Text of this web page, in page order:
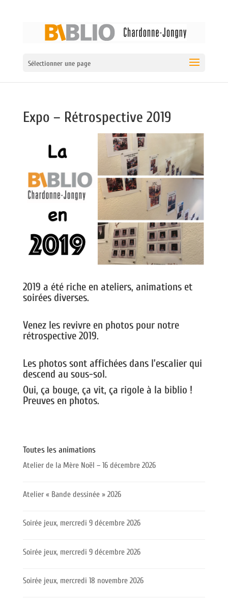
Sélectionner une page
Expo – Rétrospective 2019
2019 a été riche en ateliers, animations et
soirées diverses.
Venez les revivre en photos pour notre
rétrospective 2019.
Les photos sont affichées dans l’escalier qui
descend au sous-sol.
Oui, ça bouge, ça vit, ça rigole à la biblio !
Preuves en photos.
Toutes les animations
Atelier de la Mère Noël – 16 décembre 2026
Atelier « Bande dessinée » 2026
Soirée jeux, mercredi 9 décembre 2026
Soirée jeux, mercredi 9 décembre 2026
Soirée jeux, mercredi 18 novembre 2026